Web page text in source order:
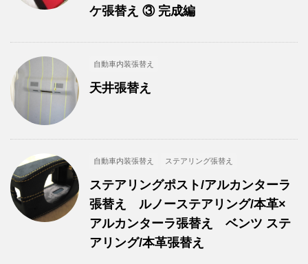
ケ張替え ③ 完成編
自動車内装張替え
天井張替え
自動車内装張替え ステアリング張替え
ステアリングポスト/アルカンターラ
張替え ルノーステアリング/本革×
アルカンターラ張替え ベンツ ステ
アリング/本革張替え